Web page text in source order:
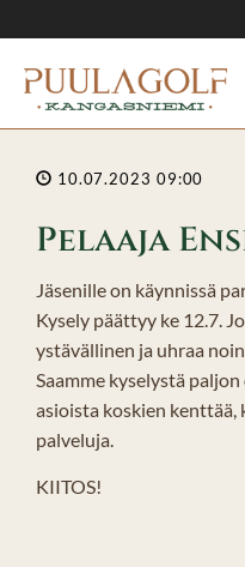
10.07.2023 09:00
Pelaaja
Jäsenille on käynnissä
Kysely päättyy ke 12.7.
ystävällinen ja uhraa
Saamme kyselystä
asioista koskien
palveluja.
KIITOS!